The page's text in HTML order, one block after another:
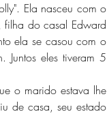
do casal Edward
ela se casou com o
eles tiveram 5
de casa, seu estado